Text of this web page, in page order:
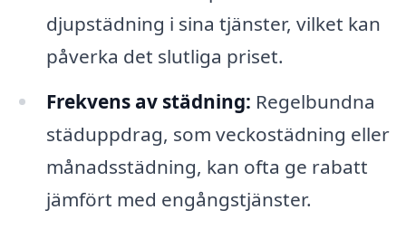
djupstädning i sina tjänster, vilket kan
påverka det slutliga priset.
Frekvens av städning: Regelbundna
städuppdrag, som veckostädning eller
månadsstädning, kan ofta ge rabatt
jämfört med engångstjänster.